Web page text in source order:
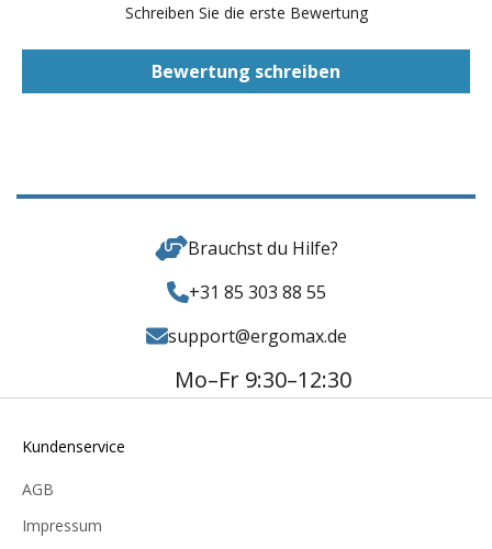
Schreiben Sie die erste Bewertung
Bewertung schreiben
Brauchst du Hilfe?
+31 85 303 88 55
support@ergomax.de
Mo–Fr 9:30–12:30
Kundenservice
AGB
Impressum